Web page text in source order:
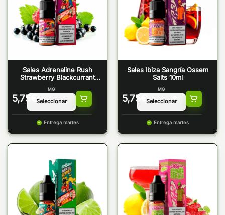
Sales Adrenaline Rush
Strawberry Blackcurrant
5,75 €
MG
Entrega martes
Sales Ibiza Sangría Ossem
Salts 10ml
5,75 €
MG
Entrega martes